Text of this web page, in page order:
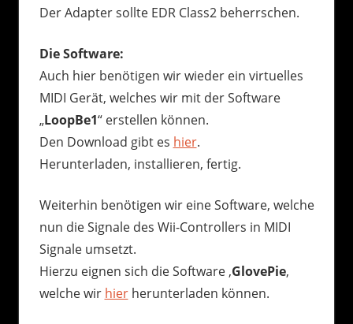
Der Adapter sollte EDR Class2 beherrschen.
Die Software:
Auch hier benötigen wir wieder ein virtuelles
MIDI Gerät, welches wir mit der Software
„LoopBe1“ erstellen können.
Den Download gibt es hier.
Herunterladen, installieren, fertig.
Weiterhin benötigen wir eine Software, welche
nun die Signale des Wii-Controllers in MIDI
Signale umsetzt.
Hierzu eignen sich die Software ‚GlovePie‚
welche wir hierherunterladen können.